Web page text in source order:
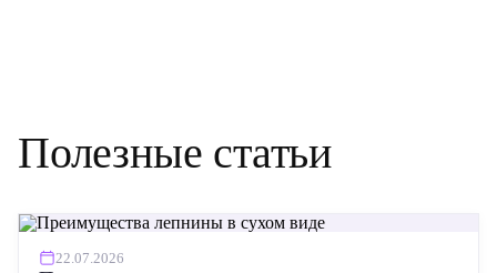
Полезные статьи
22.07.2026